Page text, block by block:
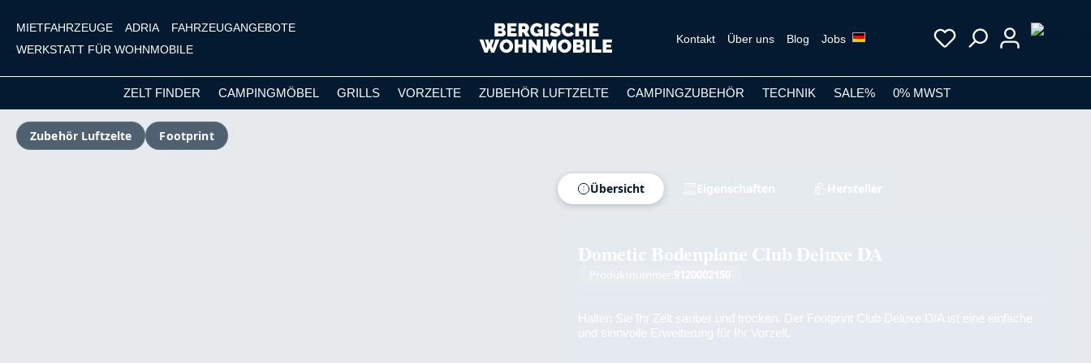
Hauptinhalt springen
Zur Suche springen
Zur Hauptnavigation springen
MIETFAHRZEUGE ADRIA
FAHRZEUGANGEBOTE
WERKSTATT FÜR WOHNMOBILE
Kontakt Über uns Blog Jobs
ZELT FINDER CAMPINGMÖBEL GRILLS VORZELTE ZUBEHÖR LUFTZELTE CAMPINGZUBEHÖR TECHNIK SALE% 0% MWST
Zubehör Luftzelte Footprint
Übersicht Eigenschaften Hersteller
Dometic Bodenplane Club Deluxe DA
Produktnummer: 9120002150
Halten Sie Ihr Zelt sauber und trocken. Der Footprint Club Deluxe D/A ist eine einfache
und sinnvolle Erweiterung für Ihr Vorzelt.